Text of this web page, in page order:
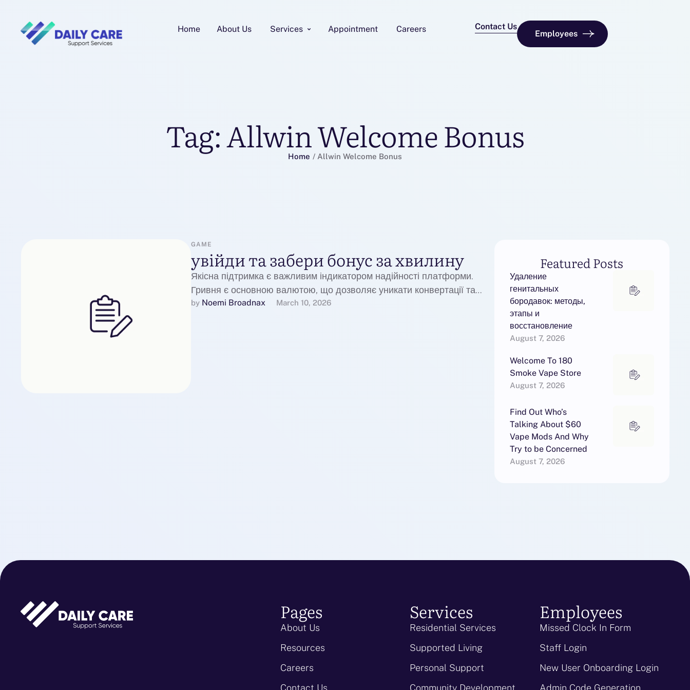
Home About Us Services Appointment Careers Contact Us
Employees
Tag:Allwin Welcome Bonus
Home / Allwin Welcome Bonus
GAME
увійди та забери бонус за хвилину
Якісна підтримка є важливим індикатором надійності платформи.
Гривня є основною валютою, що дозволяє уникати конвертації та
пов'язаних втрат. …
by Noemi Broadnax March 10, 2026
Featured Posts
Удаление
генитальных
бородавок: методы,
этапы и
восстановление
August 7, 2026
Welcome To 180
Smoke Vape Store
August 7, 2026
Find Out Who’s
Talking About $60
Vape Mods And Why
Try to be Concerned
August 7, 2026
Pages
About Us
Resources
Careers
Contact Us
Services
Residential Services
Supported Living
Personal Support
Community Development
Employees
Missed Clock In Form
Staff Login
New User Onboarding Login
Admin Code Generation